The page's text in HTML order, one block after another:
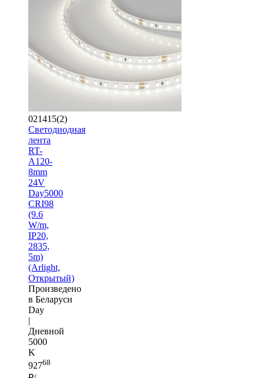
021415(2)
Светодиодная
лента
RT-
A120-
8mm
24V
Day5000
CRI98
(9.6
W/m,
IP20,
2835,
5m)
(Arlight,
Открытый)
Произведено
в Беларуси
Day
|
Дневной
5000
K
92768